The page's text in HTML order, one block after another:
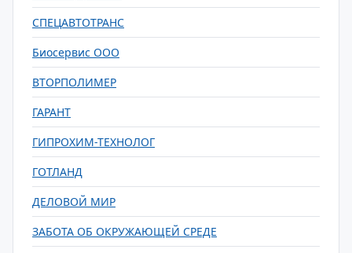
СПЕЦАВТОТРАНС
Биосервис ООО
ВТОРПОЛИМЕР
ГАРАНТ
ГИПРОХИМ-ТЕХНОЛОГ
ГОТЛАНД
ДЕЛОВОЙ МИР
ЗАБОТА ОБ ОКРУЖАЮЩЕЙ СРЕДЕ